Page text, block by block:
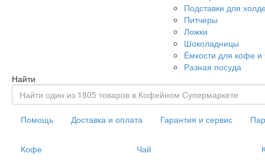
Подставки для
Питчеры
Ложки
Шоколадницы
Ёмкости для кофе и
Разная посуда
Найти
Помощь Доставка и оплата Гарантия и сервис
Кофе
Чай